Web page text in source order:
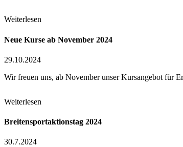
Weiterlesen
Neue Kurse ab November 2024
29.10.2024
Wir freuen uns, ab November unser Kursangebot für
Weiterlesen
Brei­ten­sport­aktions­tag 2024
30.7.2024